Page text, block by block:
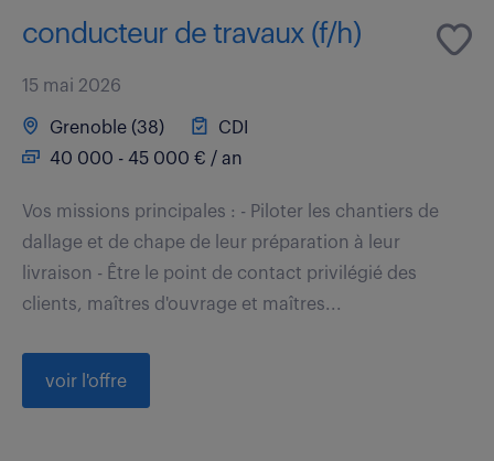
conducteur de travaux (f/h)
15 mai 2026
Grenoble (38)
CDI
40 000 - 45 000 € / an
Vos missions principales : - Piloter les chantiers de
dallage et de chape de leur préparation à leur
livraison - Être le point de contact privilégié des
clients, maîtres d'ouvrage et maîtres...
voir l'offre